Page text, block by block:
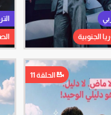
الجنوبية
الحلقة 11